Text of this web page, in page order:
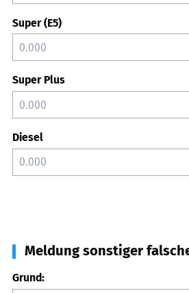
Super (E5)
Super Plus
Diesel
Meldung sonstiger
Grund: